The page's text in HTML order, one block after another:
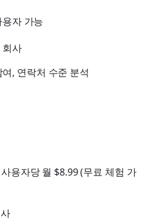
자 가능
회사
, 연락처 수준 분석
용자당 월 $8.99 (무료 체험 가